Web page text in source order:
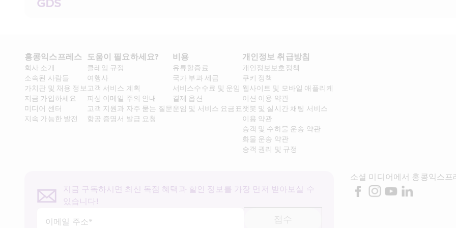
GDS
홍콩익스프레스​
회사 소개​
소속된 사람들
가치관 및 채용 정보​
지금 가입하세요
미디어 센터
지속 가능한 발전
도움이 필요하세요?
클레임 규정
여행사
고객 서비스 계획
피싱 이메일 주의 안내
고객 지원과 자주 묻는 질문
항공 증명서 발급 요청
비용
유류할증료
국가 부과 세금
서비스수수료 및 운임
결제 옵션
운임 및 서비스 요금표
개인정보 취급방침
개인정보보호정책
쿠키 정책
웹사이트 및 모바일 애플리케
이션 이용 약관
챗봇 및 실시간 채팅 서비스
이용 약관
승객 및 수하물 운송 약관
화물 운송 약관
승객 권리 및 규정
지금 구독하시면 최신 독점 혜택과 할인 정보를 가장 먼저 받아보실 수
있습니다!
이메일 주소*
접수
소셜 미디어에서 홍콩익스프